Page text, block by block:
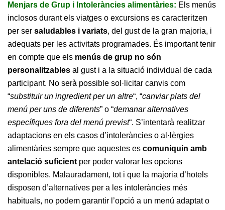
Menjars de Grup i Intoleràncies alimentàries: Els menús
inclosos durant els viatges o excursions es caracteritzen
per ser saludables i variats, del gust de la gran majoria, i
adequats per les activitats programades. És important tenir
en compte que els menús de grup no són
personalitzables al gust i a la situació individual de cada
participant. No serà possible sol·licitar canvis com
“substituir un ingredient per un altre“, “canviar plats del
menú per uns de diferents” o “demanar alternatives
específiques fora del menú previst“. S’intentarà realitzar
adaptacions en els casos d’intoleràncies o al·lèrgies
alimentàries sempre que aquestes es comuniquin amb
antelació suficient per poder valorar les opcions
disponibles. Malauradament, tot i que la majoria d’hotels
disposen d’alternatives per a les intoleràncies més
habituals, no podem garantir l’opció a un menú adaptat o